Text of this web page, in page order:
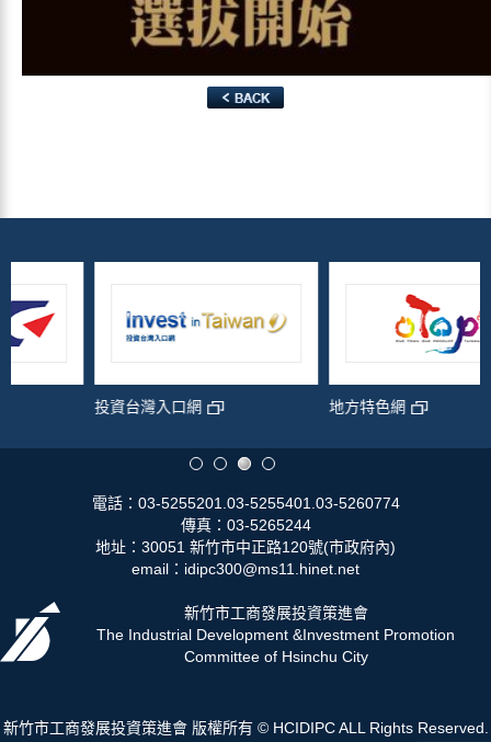
投資台灣入口網
電話：03-5255201.03-5255401.03-5260774
傳真：03-5265244
地址：30051 新竹市中正路120號(市政府內)
email：idipc300@ms11.hinet.net
新竹市工商發展投資策進會
The Industrial Development &Investment Promotion
Committee of Hsinchu City
新竹市工商發展投資策進會 版權所有 © HCIDIPC ALL Rights Reserved.